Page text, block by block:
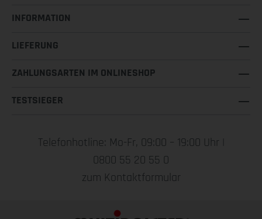
INFORMATION
LIEFERUNG
ZAHLUNGSARTEN IM ONLINESHOP
TESTSIEGER
Telefonhotline: Mo-Fr, 09:00 – 19:00 Uhr |
0800 55 20 55 0
zum Kontaktformular